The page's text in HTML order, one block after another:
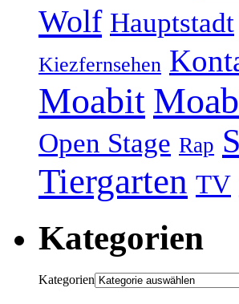
Wolf Hauptstadt
Kiezfernsehen
Moabit
Open Stage Rap
Tiergarten TV
Kategorien
Kategorien